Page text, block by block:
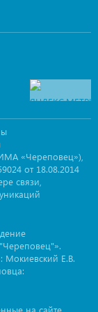
«Череповец»),
от 18.08.2014
связи,
Мокиевский Е.В.
на сайте